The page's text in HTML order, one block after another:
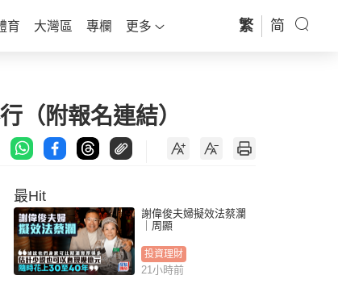
育 大灣區 專欄 更多 繁 简
（附報名連結）
最Hit
謝偉俊夫婦擬效法蔡瀾
｜周顯
投資理財
21小時前